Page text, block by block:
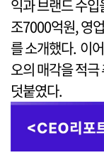
익과 브랜드 수
조7000억원, 영
를 소개했다. 이
오의 매각을 적
덧붙였다.